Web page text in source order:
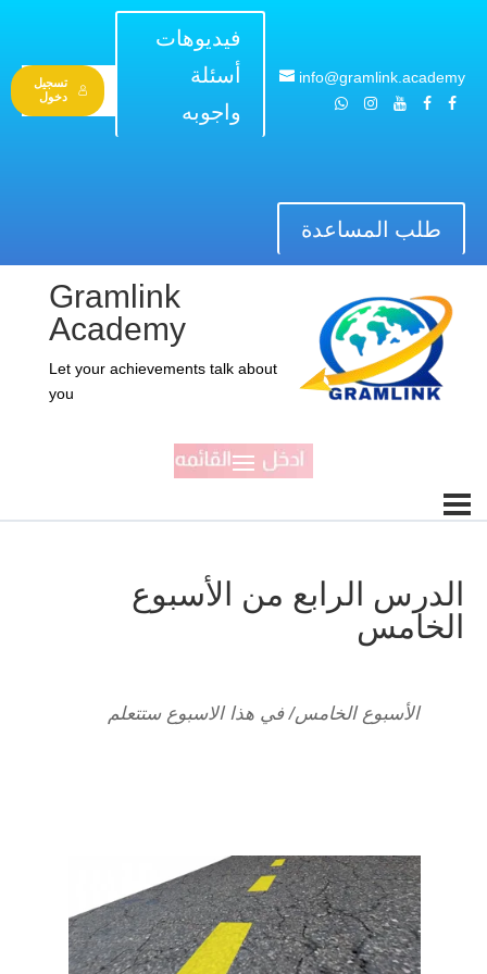
info@gramlink.academy
فيديوهات
أسئلة
واجوبه
تسجيل
دخول
طلب المساعدة
Gramlink
Academy
Let your achievements talk about
you
الدرس الرابع من الأسبوع
الخامس
الأسبوع الخامس/ في هذا الاسبوع ستتعلم